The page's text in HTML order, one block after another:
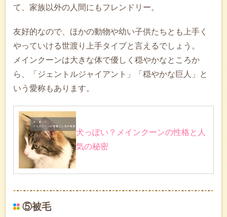
て、家族以外の人間にもフレンドリー。
友好的なので、ほかの動物や幼い子供たちとも上手く
やっていける世渡り上手タイプと言えるでしょう。
メインクーンは大きな体で優しく穏やかなところか
ら、「ジェントルジャイアント」「穏やかな巨人」と
いう愛称もあります。
犬っぽい？メインクーンの性格と人
気の秘密
⑤被毛